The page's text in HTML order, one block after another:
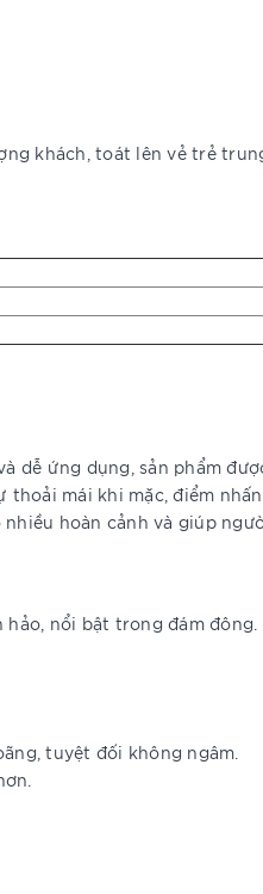
khách, toát lên vẻ trẻ
dễ ứng dụng, sản phẩm
mái khi mặc, điểm
hoàn cảnh và giúp
nổi bật trong đám đông.
tuyệt đối không ngâm.